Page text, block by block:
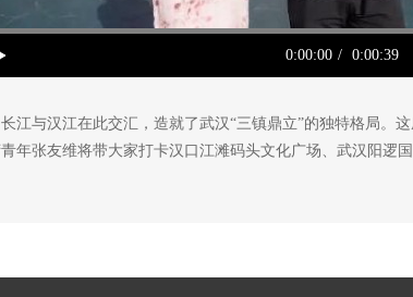
0:00:00 / 0:00:39
江与汉江在此交汇，造就了武汉“三镇鼎立”的独特格局。
年张友维将带大家打卡汉口江滩码头文化广场、武汉阳逻